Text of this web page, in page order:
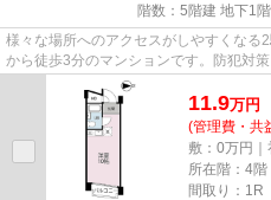
階数：5階建 地下1階
様々な場所へのアクセスがしやすくなる
から徒歩3分のマンションです。防犯対
です。こだわりポイント満載の...
11.9万円
(管理費・共
敷：0万円
所在階：4階
間取り：1R